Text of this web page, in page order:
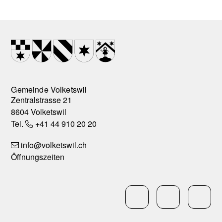
Footer
Wappen
Gemeinde Volketswil
Zentralstrasse 21
8604 Volketswil
Tel.
+41 44 910 20 20
info@volketswil.ch
Öffnungszeiten
LinkedIn